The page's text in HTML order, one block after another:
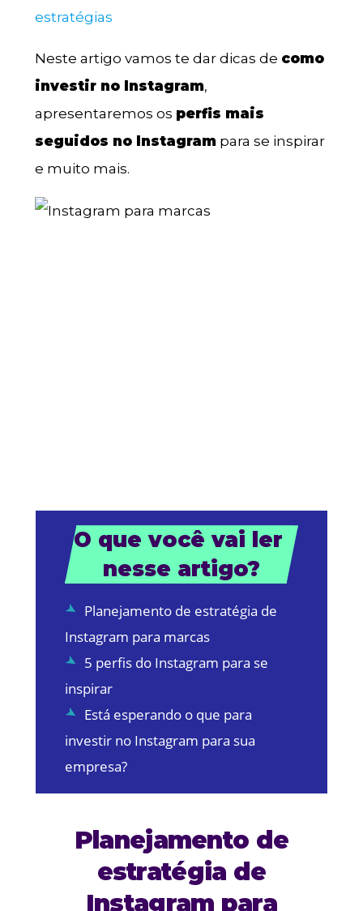
estratégias
Neste artigo vamos te dar dicas de como
investir no Instagram,
apresentaremos os perfis mais
seguidos no Instagrampara se inspirar
e muito mais.
O que você vai ler
nesse artigo?
Planejamento de estratégia de
Instagram para marcas
5 perfis do Instagram para se
inspirar
Está esperando o que para
investir no Instagram para sua
empresa?
Planejamento de
estratégia de
Instagram para